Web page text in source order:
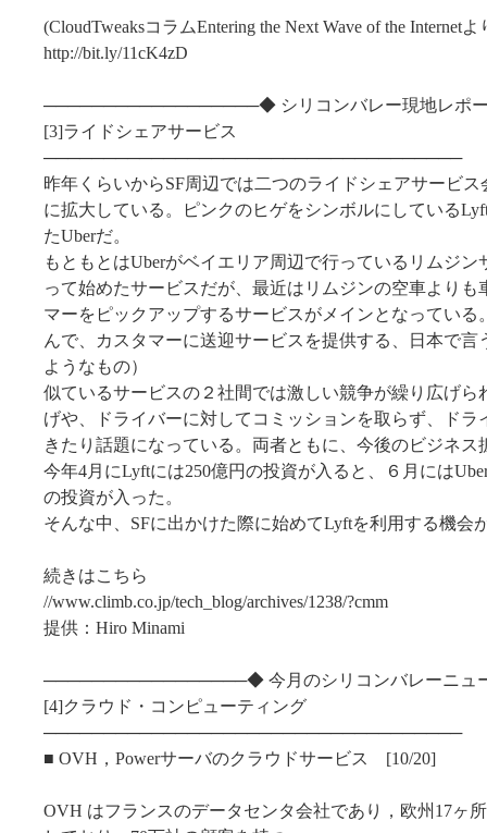
(CloudTweaksコラムEntering the Next Wave of the Internetよ
http://bit.ly/11cK4zD
──────────────────◆ シリコンバレー現地レポ
[3]ライドシェアサービス
───────────────────────────────────
昨年くらいからSF周辺では二つのライドシェアサービ
に拡大している。ピンクのヒゲをシンボルにしている
たUberだ。
もともとはUberがベイエリア周辺で行っているリムジン
って始めたサービスだが、最近はリムジンの空車よりも
マーをピックアップするサービスがメインとなっている
んで、カスタマーに送迎サービスを提供する、日本で言
ようなもの）
似ているサービスの２社間では激しい競争が繰り広げら
げや、ドライバーに対してコミッションを取らず、ドラ
きたり話題になっている。両者ともに、今後のビジネス
今年4月にLyftには250億円の投資が入ると、６月には
の投資が入った。
そんな中、SFに出かけた際に始めてLyftを利用する機会
続きはこちら
//www.climb.co.jp/tech_blog/archives/1238/?cmm
提供：Hiro Minami
─────────────────◆ 今月のシリコンバレーニュ
[4]クラウド・コンピューティング
───────────────────────────────────
■ OVH，Powerサーバのクラウドサービス [10/20]
OVH はフランスのデータセンタ会社であり，欧州17ヶ